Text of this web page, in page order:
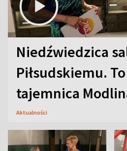
Niedźwiedzica
Piłsudskiemu.
tajemnica
Aktualności